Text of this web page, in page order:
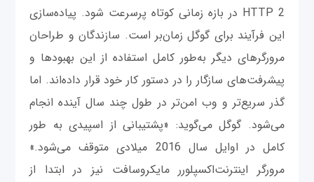
HTTP 2 در بازه زمانی کوتاه پرسرعت شود. پیاده‌سازی
این فرآیند برای گوگل زمان‌بر است. سازندگان و طراحان
مرورگرهای دیگر به‌طور کامل استفاده از این بهبودها و
پیشرفت‌های سازگار را در دستور کار خود قرار داده‌اند. اما
گذر سریع‌تر و وب امن‌تر در طول چند سال آینده انجام
می‌شود. گوگل می‌گوید: «پشتیبانی از اسپیدی به طور
کامل در اوایل سال 2016 میلادی متوقف می‌شود.»
مرورگر اینترنت‌اکسپلورر مایکروسافت نیز در ابتدا از